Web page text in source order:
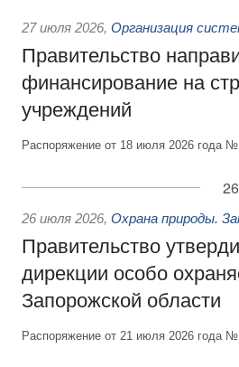
27 июля 2026, Организация
Правительство
финансирование на
учреждений
Распоряжение от 18 июля 2026 года
26 июля 2026, Охрана природы.
Правительство
дирекции особо
Запорожской области
Распоряжение от 21 июля 2026 года